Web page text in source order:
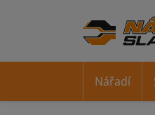
Nářadí